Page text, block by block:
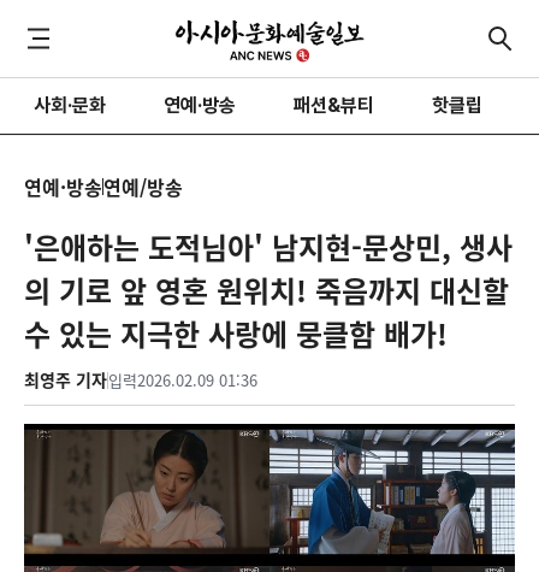
사회·문화 연예·방송 패션&뷰티 핫클립
연예·방송연예/방송
'은애하는 도적님아' 남지현-문상민, 생사
의 기로 앞 영혼 원위치! 죽음까지 대신할
수 있는 지극한 사랑에 뭉클함 배가!
최영주 기자입력2026.02.09 01:36